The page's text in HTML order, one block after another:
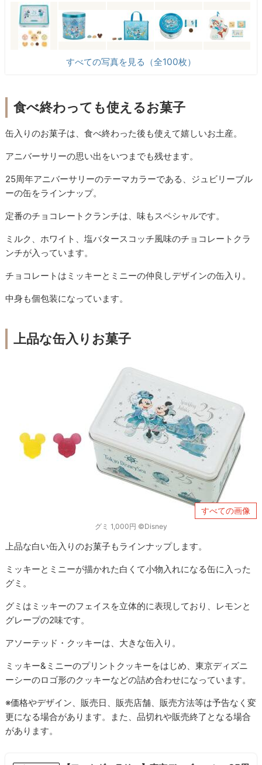
すべての写真を見る（全100枚）
食べ終わっても使えるお菓子
缶入りのお菓子は、食べ終わった後も使えて嬉しいお土産。
アニバーサリーの思い出をいつまでも残せます。
25周年アニバーサリーのテーマカラーである、ジュビリーブル
ーの缶をラインナップ。
定番のチョコレートクランチは、味もスペシャルです。
ミルク、ホワイト、塩バタースコッチ風味のチョコレートクラ
ンチが入っています。
チョコレートはミッキーとミニーの仲良しデザインの缶入り。
中身も個包装になっています。
上品な缶入りお菓子
すべての画像
グミ 1,000円 ©Disney
上品な白い缶入りのお菓子もラインナップします。
ミッキーとミニーが描かれた白くて小物入れになる缶に入った
グミ。
グミはミッキーのフェイスを立体的に表現しており、レモンと
グレープの2味です。
アソーテッド・クッキーは、大きな缶入り。
ミッキー&ミニーのプリントクッキーをはじめ、東京ディズニ
ーシーのロゴ形のクッキーなどの詰め合わせになっています。
※価格やデザイン、販売日、販売店舗、販売方法等は予告なく変
更になる場合があります。また、品切れや販売終了となる場合
があります。